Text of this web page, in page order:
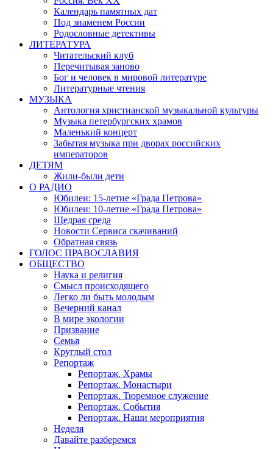
Календарь памятных дат
Под знаменем России
Родословные детективы
ЛИТЕРАТУРА
Читательский клуб
Перечитывая заново
Бог и человек в мировой литературе
Литературные чтения
МУЗЫКА
Антология христианской музыкальной культуры
Музыка петербургских храмов
Маленький концерт
Забытая музыка при дворах российских
императоров
ДЕТЯМ
Жили-были дети
О РАДИО
Юбилеи: 15-летие «Града Петрова»
Юбилеи: 10-летие «Града Петрова»
Щедрая среда
Новости Сервиса скачиваний
Обратная связь
ГОЛОС ПРАВОСЛАВИЯ
ОБЩЕСТВО
Наука и религия
Смысл происходящего
Легко ли быть молодым
Вечерний канал
В мире экологии
Призвание
Семья
Круглый стол
Репортаж
Репортаж. Храмы
Репортаж. Монастыри
Репортаж. Тюремное служение
Репортаж. События
Репортаж. Наши мероприятия
Неделя
Давайте разберемся